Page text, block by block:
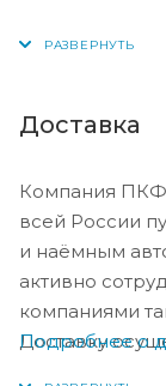
Доставка
Компания ПКФ
всей России
и наёмным
активно
компаниями
Доставку
Подробнее о